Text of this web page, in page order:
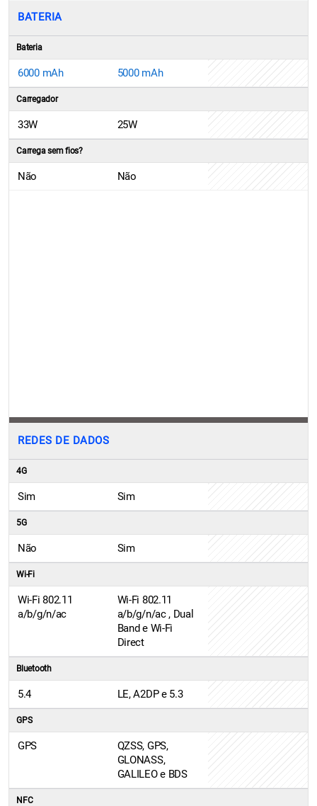
BATERIA
Bateria
6000 mAh 5000 mAh
Carregador
33W 25W
Carrega sem fios?
Não Não
REDES DE DADOS
4G
Sim Sim
5G
Não Sim
Wi-Fi
Wi-Fi 802.11
a/b/g/n/ac
Wi-Fi 802.11
a/b/g/n/ac , Dual
Band e Wi-Fi
Direct
Bluetooth
5.4 LE, A2DP e 5.3
GPS
GPS
QZSS, GPS,
GLONASS,
GALILEO e BDS
NFC